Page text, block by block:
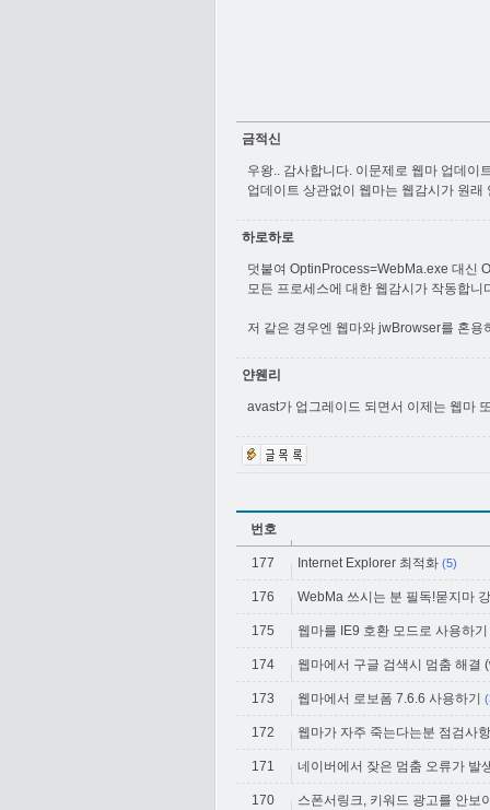
금적신
우왕.. 감사합니다. 이문제로 웹마 업데이
업데이트 상관없이 웹마는 웹감시가 원래
하로하로
덧붙여 OptinProcess=WebMa.exe 대신
모든 프로세스에 대한 웹감시가 작동합니
저 같은 경우엔 웹마와 jwBrowser를 혼
얀웬리
avast가 업그레이드 되면서 이제는 웹마
번호
177 Internet Explorer 최적화 (5)
176 WebMa 쓰시는 분 필독!묻지마
175 웹마를 IE9 호환 모드로 사용하기
174 웹마에서 구글 검색시 멈춤 해결
173 웹마에서 로보폼 7.6.6 사용하기
172 웹마가 자주 죽는다는분 점검사항
171 네이버에서 잦은 멈춤 오류가 발
170 스폰서링크, 키워드 광고를 안보